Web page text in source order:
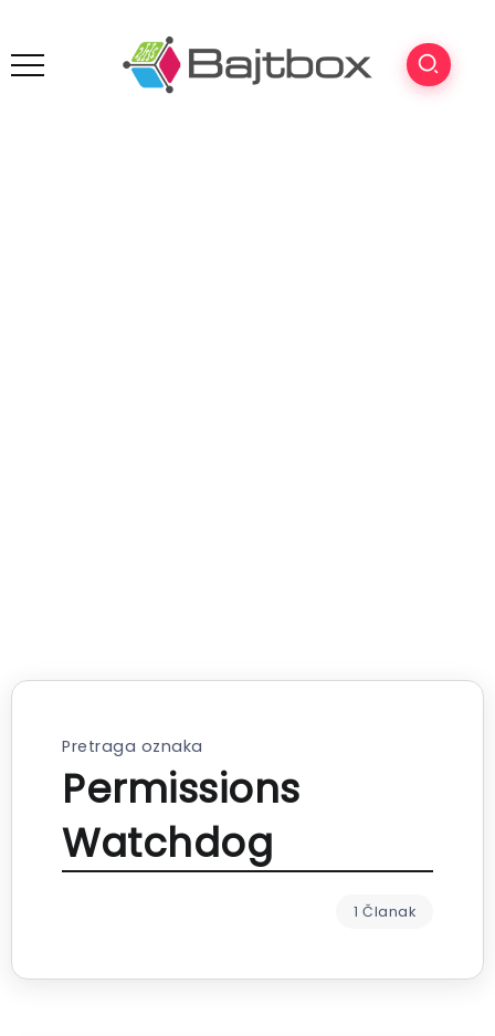
Pretraga oznaka
Permissions
Watchdog
1 Članak